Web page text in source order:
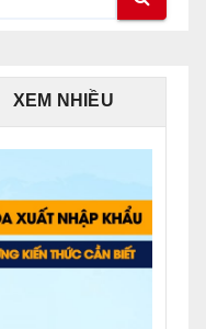
XEM NHIỀU